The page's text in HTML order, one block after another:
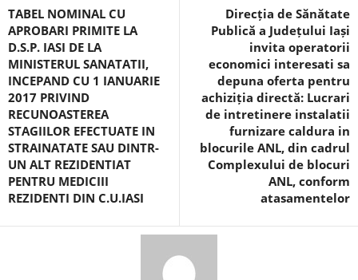
TABEL NOMINAL CU
APROBARI PRIMITE LA
D.S.P. IASI DE LA
MINISTERUL SANATATII,
INCEPAND CU 1 IANUARIE
2017 PRIVIND
RECUNOASTEREA
STAGIILOR EFECTUATE IN
STRAINATATE SAU DINTR-
UN ALT REZIDENTIAT
PENTRU MEDICIII
REZIDENTI DIN C.U.IASI
Direcția de Sănătate
Publică a Județului Iași
invita operatorii
economici interesati sa
depuna oferta pentru
achiziția directă: Lucrari
de intretinere instalatii
furnizare caldura in
blocurile ANL, din cadrul
Complexului de blocuri
ANL, conform
atasamentelor